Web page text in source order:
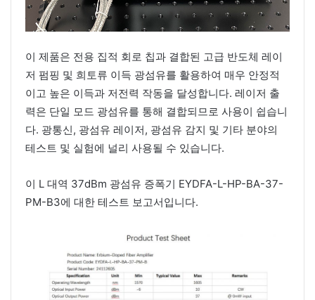
이 제품은 전용 집적 회로 칩과 결합된 고급 반도체 레이
저 펌핑 및 희토류 이득 광섬유를 활용하여 매우 안정적
이고 높은 이득과 저전력 작동을 달성합니다. 레이저 출
력은 단일 모드 광섬유를 통해 결합되므로 사용이 쉽습니
다. 광통신, 광섬유 레이저, 광섬유 감지 및 기타 분야의
테스트 및 실험에 널리 사용될 수 있습니다.
이 L 대역 37dBm 광섬유 증폭기 EYDFA-L-HP-BA-37-
PM-B3에 대한 테스트 보고서입니다.